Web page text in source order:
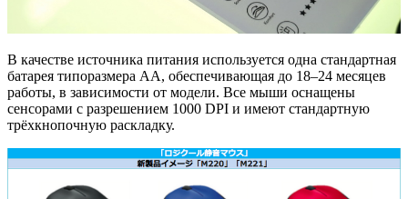
В качестве источника питания используется одна стандартная
батарея типоразмера АА, обеспечивающая до 18‒24 месяцев
работы, в зависимости от модели. Все мыши оснащены
сенсорами с разрешением 1000 DPI и имеют стандартную
трёхкнопочную раскладку.